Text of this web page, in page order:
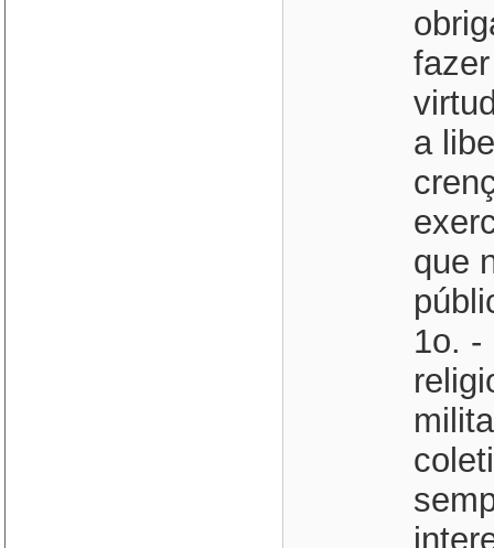
a
que
1o. -